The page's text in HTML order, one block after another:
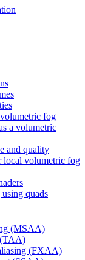
fog
a volumetric
and quality
local volumetric fog
quads
(MSAA)
(TAA)
(FXAA)